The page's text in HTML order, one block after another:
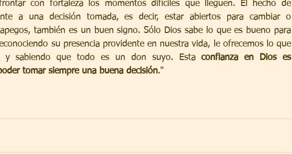
con fortaleza los momentos difíciles que lleguen. El hecho de
a una decisión tomada, es decir, estar abiertos para cambiar o
también es un buen signo. Sólo Dios sabe lo que es bueno para
su presencia providente en nuestra vida, le ofrecemos lo que
y sabiendo que todo es un don suyo. Esta confianza en Dios es
tomar siempre una buena decisión."